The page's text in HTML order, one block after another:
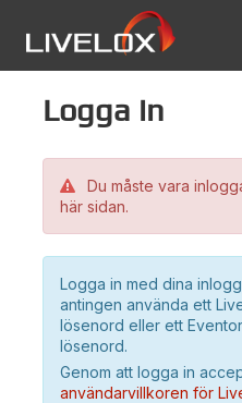
Logga in
Du måste vara
här sidan.
Logga in med dina
antingen använda ett
lösenord eller ett
lösenord.
Genom att logga in
användarvillkoren för